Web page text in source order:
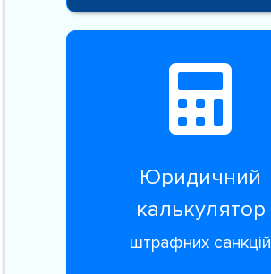
Юридичний
калькулятор
штрафних санкцій